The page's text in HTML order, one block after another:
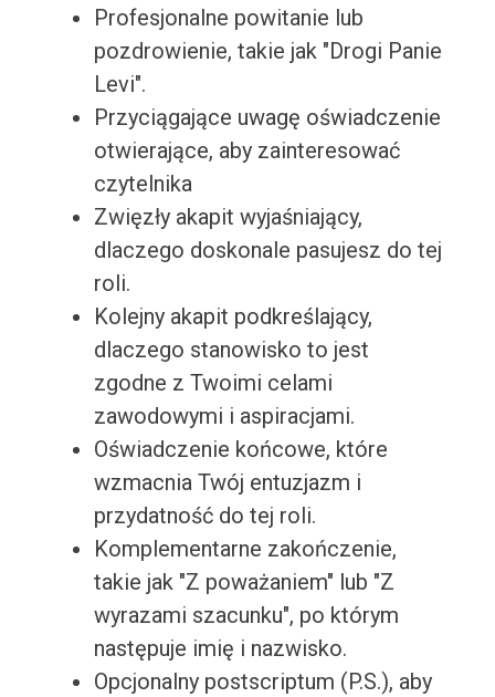
Profesjonalne powitanie lub
pozdrowienie, takie jak "Drogi Panie
Levi".
Przyciągające uwagę oświadczenie
otwierające, aby zainteresować
czytelnika
Zwięzły akapit wyjaśniający,
dlaczego doskonale pasujesz do tej
roli.
Kolejny akapit podkreślający,
dlaczego stanowisko to jest
zgodne z Twoimi celami
zawodowymi i aspiracjami.
Oświadczenie końcowe, które
wzmacnia Twój entuzjazm i
przydatność do tej roli.
Komplementarne zakończenie,
takie jak "Z poważaniem" lub "Z
wyrazami szacunku", po którym
następuje imię i nazwisko.
Opcjonalny postscriptum (P.S.), aby